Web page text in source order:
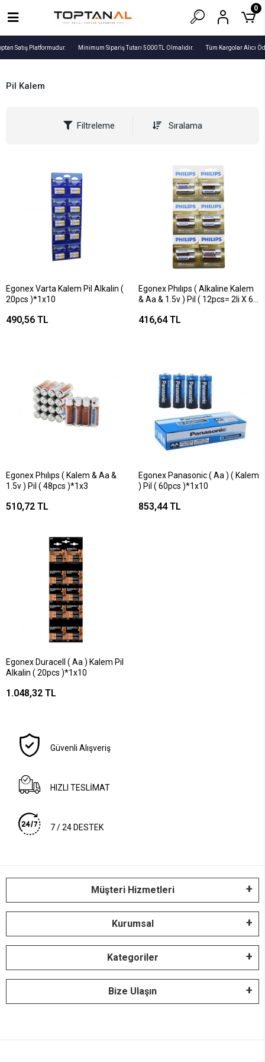
Satış Platformudur. Minimum Sipariş Tutarı 5000 TL Olmalıdır. Tüm Kargolar Alıcı
0
Pil Kalem
Filtreleme Sıralama
Egonex Varta Kalem Pil Alkalin (
20pcs )*1x10
490,56 TL
Egonex Phılıps ( Alkaline Kalem
& Aa & 1.5v ) Pil ( 12pcs= 2li X 6
416,64 TL
Egonex Phılıps ( Kalem & Aa &
1.5v ) Pil ( 48pcs )*1x3
510,72 TL
Egonex Panasonic ( Aa ) ( Kalem
) Pil ( 60pcs )*1x10
853,44 TL
Egonex Duracell ( Aa ) Kalem Pil
Alkalin ( 20pcs )*1x10
1.048,32 TL
Güvenli Alışveriş
HIZLI TESLİMAT
7 / 24 DESTEK
Müşteri Hizmetleri
Kurumsal
Kategoriler
Bize Ulaşın